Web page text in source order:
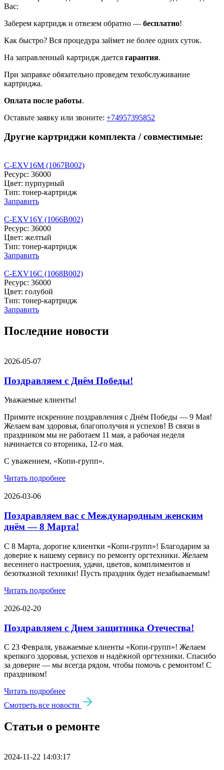
Вас:
Заберем картридж и отвезем обратно — бесплатно!
Как быстро? Вся процедура займет не более одних суток.
На заправленный картридж дается гарантия.
При заправке обязательно проведем техобслуживание
картриджа.
Оплата после работы.
Оставьте заявку или звоните: +74957395852
Другие картриджи комплекта / совместимые:
C-EXV16M (1067B002)
Ресурс: 36000
Цвет: пурпурный
Тип: тонер-картридж
Заправить
C-EXV16Y (1066B002)
Ресурс: 36000
Цвет: желтый
Тип: тонер-картридж
Заправить
C-EXV16C (1068B002)
Ресурс: 36000
Цвет: голубой
Тип: тонер-картридж
Заправить
Последние новости
2026-05-07
Поздравляем с Днём Победы!
Уважаемые клиенты!
Примите искренние поздравления с Днём Победы — 9 Мая!
Желаем вам здоровья, благополучия и успехов! В связи в
праздником мы не работаем 11 мая, а рабочая неделя
начинается со вторника, 12-го мая.
С уважением, «Копи-групп».
Читать подробнее
2026-03-06
Поздравляем вас с Международным женским
днём — 8 Марта!
С 8 Марта, дорогие клиентки «Копи‑групп»! Благодарим за
доверие к нашему сервису по ремонту оргтехники. Желаем
весеннего настроения, удачи, цветов, комплиментов и
безотказной техники! Пусть праздник будет незабываемым!
Читать подробнее
2026-02-20
Поздравляем с Днем защитника Отечества!
С 23 Февраля, уважаемые клиенты «Копи‑групп»! Желаем
крепкого здоровья, успехов и надёжной оргтехники. Спасибо
за доверие — мы всегда рядом, чтобы помочь с ремонтом! С
праздником!
Читать подробнее
Смотреть все новости
Статьи о ремонте
2024-11-22 14:03:17